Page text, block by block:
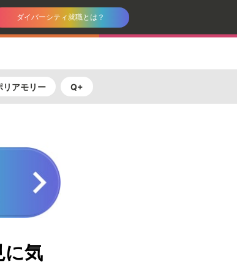
ダイバーシティ就職とは？
リアモリー Q+
に気